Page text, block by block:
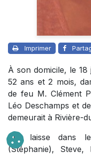
Imprimer
À son domicile, le 18
52 ans et 2 mois,
de feu M. Clément
Léo Deschamps et
demeurait à Rivière-
Elle laisse dans
(Stéphanie),